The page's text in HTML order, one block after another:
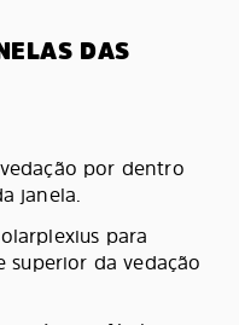
DAS
por dentro
janela.
para
superior da vedação